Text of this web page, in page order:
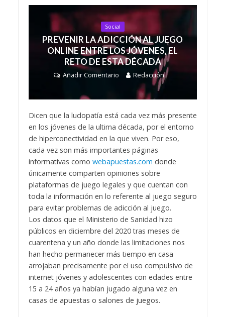
Social
PREVENIR LA ADICCIÓN AL JUEGO
ONLINE ENTRE LOS JÓVENES, EL
RETO DE ESTA DÉCADA
Añadir Comentario Redacción
Dicen que la ludopatía está cada vez más presente
en los jóvenes de la ultima década, por el entorno
de hiperconectividad en la que viven. Por eso,
cada vez son más importantes páginas
informativas como webapuestas.com donde
únicamente comparten opiniones sobre
plataformas de juego legales y que cuentan con
toda la información en lo referente al juego seguro
para evitar problemas de adicción al juego.
Los datos que el Ministerio de Sanidad hizo
públicos en diciembre del 2020 tras meses de
cuarentena y un año donde las limitaciones nos
han hecho permanecer más tiempo en casa
arrojaban precisamente por el uso compulsivo de
internet jóvenes y adolescentes con edades entre
15 a 24 años ya habían jugado alguna vez en
casas de apuestas o salones de juegos.